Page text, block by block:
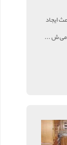
ایجاد
می ش ...